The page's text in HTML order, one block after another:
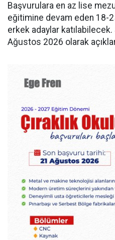
Başvurulara en az lise
eğitimine devam eden 18-
erkek adaylar
Ağustos 2026 olarak